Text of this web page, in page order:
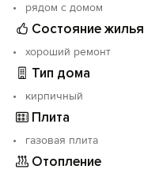
рядом с домом
Состояние жилья
хороший ремонт
Тип дома
кирпичный
Плита
газовая плита
Отопление